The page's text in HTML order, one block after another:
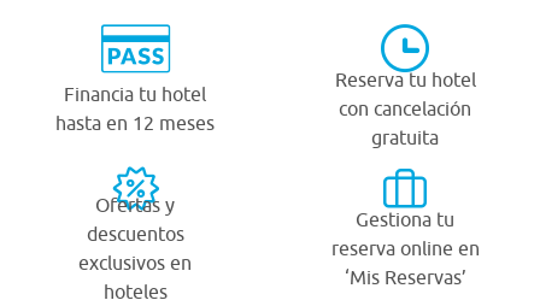
Financia tu hotel
hasta en 12 meses
Reserva tu hotel
con cancelación
gratuita
Ofertas y
descuentos
exclusivos en
hoteles
Gestiona tu
reserva online en
‘Mis Reservas’